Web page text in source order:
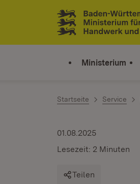
Zum Inhalt springen
Link zur Startseite
Ministerium
Startseite Service
01.08.2025
Lesezeit: 2 Minuten
Teilen